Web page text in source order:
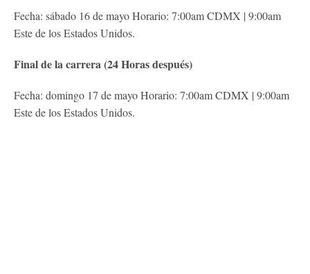
Fecha: sábado 16 de mayo Horario: 7:00am CDMX | 9:00am
Este de los Estados Unidos.
Final de la carrera (24 Horas después)
Fecha: domingo 17 de mayo Horario: 7:00am CDMX | 9:00am
Este de los Estados Unidos.